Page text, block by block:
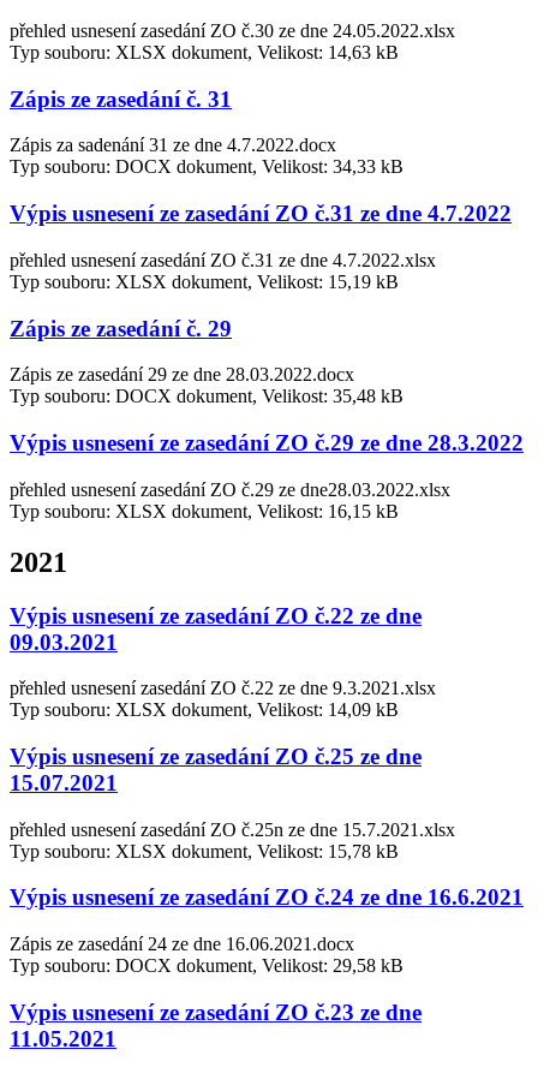
přehled usnesení zasedání ZO č.30 ze dne 24.05.2022.xlsx
Typ souboru: XLSX dokument, Velikost: 14,63 kB
Zápis ze zasedání č. 31
Zápis za sadenání 31 ze dne 4.7.2022.docx
Typ souboru: DOCX dokument, Velikost: 34,33 kB
Výpis usnesení ze zasedání ZO č.31 ze dne 4.7.2022
přehled usnesení zasedání ZO č.31 ze dne 4.7.2022.xlsx
Typ souboru: XLSX dokument, Velikost: 15,19 kB
Zápis ze zasedání č. 29
Zápis ze zasedání 29 ze dne 28.03.2022.docx
Typ souboru: DOCX dokument, Velikost: 35,48 kB
Výpis usnesení ze zasedání ZO č.29 ze dne 28.3.2022
přehled usnesení zasedání ZO č.29 ze dne28.03.2022.xlsx
Typ souboru: XLSX dokument, Velikost: 16,15 kB
2021
Výpis usnesení ze zasedání ZO č.22 ze dne
09.03.2021
přehled usnesení zasedání ZO č.22 ze dne 9.3.2021.xlsx
Typ souboru: XLSX dokument, Velikost: 14,09 kB
Výpis usnesení ze zasedání ZO č.25 ze dne
15.07.2021
přehled usnesení zasedání ZO č.25n ze dne 15.7.2021.xlsx
Typ souboru: XLSX dokument, Velikost: 15,78 kB
Výpis usnesení ze zasedání ZO č.24 ze dne 16.6.2021
Zápis ze zasedání 24 ze dne 16.06.2021.docx
Typ souboru: DOCX dokument, Velikost: 29,58 kB
Výpis usnesení ze zasedání ZO č.23 ze dne
11.05.2021